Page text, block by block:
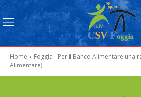
Home
Foggia - Per il Banco Alimentare una
Alimentare)